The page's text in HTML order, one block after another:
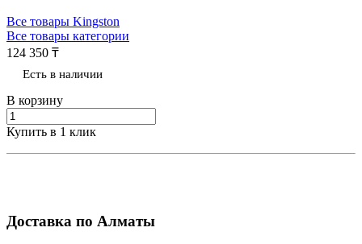
Все товары Kingston
Все товары категории
124 350 ₸
Есть в наличии
В корзину
Купить в 1 клик
Доставка по Алматы